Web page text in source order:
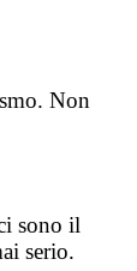
Non
sono il
serio.